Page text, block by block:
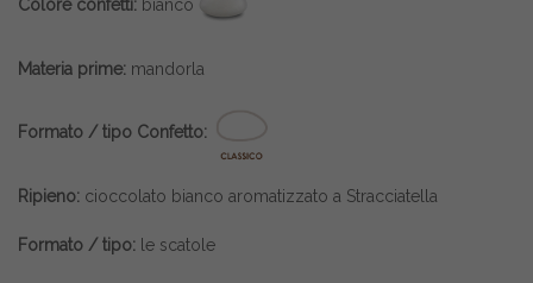
Colore confetti: bianco
Materia prime: mandorla
Formato / tipo Confetto:
Ripieno: cioccolato bianco aromatizzato a Stracciatella
Formato / tipo: le scatole